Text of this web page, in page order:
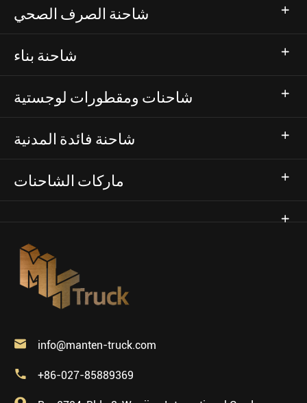
شاحنة الصرف الصحي
شاحنة بناء
شاحنات ومقطورات لوجستية
شاحنة فائدة المدنية
ماركات الشاحنات
 info@manten-truck.com
 +86-027-85889369